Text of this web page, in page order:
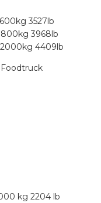
3527lb
3968lb
4409lb
Foodtruck
kg 2204 lb